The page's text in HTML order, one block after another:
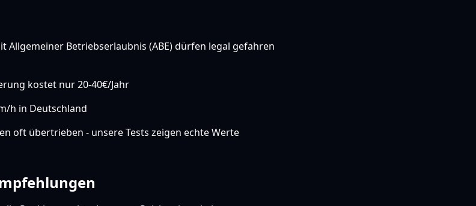
Allgemeiner Betriebserlaubnis (ABE) dürfen legal gefahren
kostet nur 20-40€/Jahr
h in Deutschland
oft übertrieben - unsere Tests zeigen echte Werte